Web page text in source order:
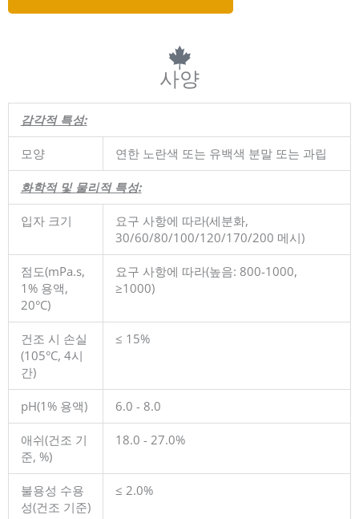
사양
감각적 특성:
모양 연한 노란색 또는 유백색 분말 또는 과립
화학적 및 물리적 특성:
입자 크기
요구 사항에 따라(세분화,
30/60/80/100/120/170/200 메시)
점도(mPa.s,
1% 용액,
20°C)
요구 사항에 따라(높음: 800-1000,
≥1000)
건조 시 손실
(105°C, 4시
간)
≤ 15%
pH(1% 용액) 6.0 - 8.0
애쉬(건조 기
준, %)
18.0 - 27.0%
불용성 수용
성(건조 기준)
≤ 2.0%